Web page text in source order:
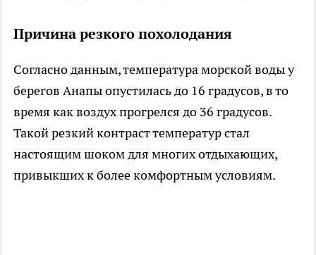
Причина резкого похолодания
Согласно данным, температура морской воды у
берегов Анапы опустилась до 16 градусов, в то
время как воздух прогрелся до 36 градусов.
Такой резкий контраст температур стал
настоящим шоком для многих отдыхающих,
привыкших к более комфортным условиям.